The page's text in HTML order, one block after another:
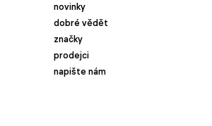
novinky
dobré vědět
značky
prodejci
napište nám